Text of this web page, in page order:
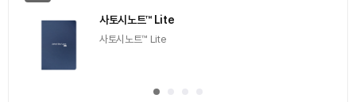
[Episode 12] IXO™2024 참여하고, 2억원 상당 에어
드랍 받자!